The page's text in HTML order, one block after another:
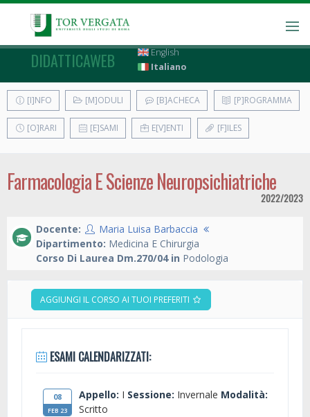
DIDATTICAWEB
English
Italiano
[I]NFO [M]ODULI [B]ACHECA [P]ROGRAMMA
[O]RARI [E]SAMI E[V]ENTI [F]ILES
Farmacologia E Scienze Neuropsichiatriche
2022/2023
Docente:
Maria Luisa Barbaccia
Dipartimento: Medicina E Chirurgia
Corso Di Laurea Dm.270/04 in Podologia
AGGIUNGI IL CORSO AI TUOI PREFERITI
ESAMI CALENDARIZZATI:
08
FEB 23
Appello: I Sessione: Invernale Modalità:
Scritto